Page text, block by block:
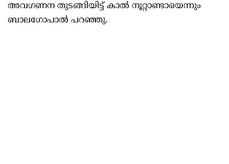
അവഗണന തുടങ്ങിയിട്ട് കാൽ നൂറ്റാണ്ടായെന്നും
ബാലഗോപാൽ പറഞ്ഞു.